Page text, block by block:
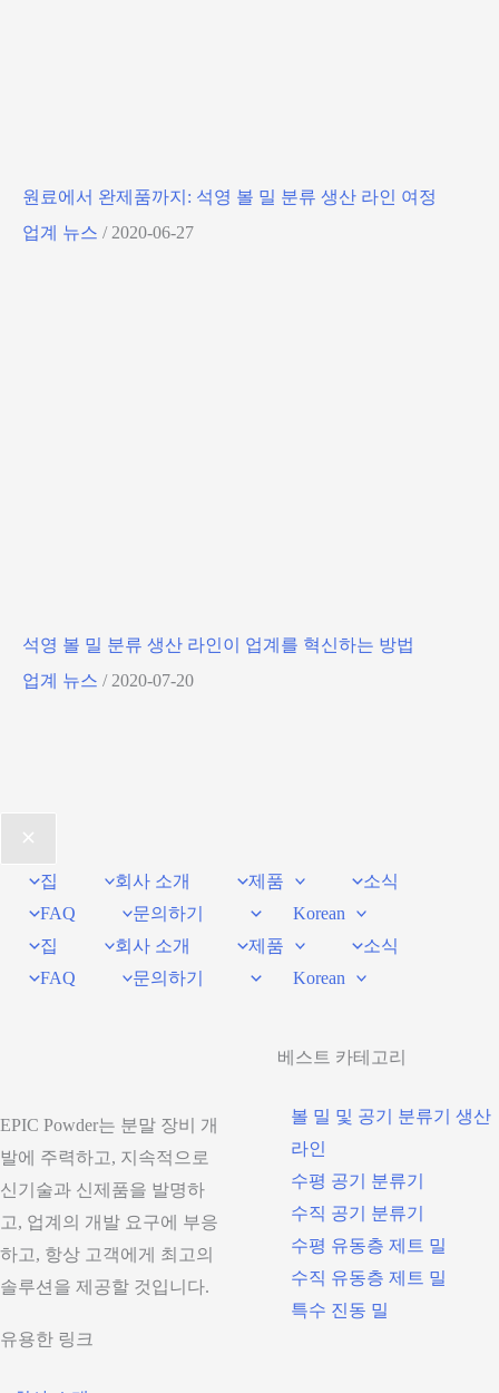
원료에서 완제품까지: 석영 볼 밀 분류 생산 라인 여정
업계 뉴스 / 2020-06-27
석영 볼 밀 분류 생산 라인이 업계를 혁신하는 방법
업계 뉴스 / 2020-07-20
집 회사 소개 제품
소식
FAQ
문의하기
Korean
집
회사 소개 제품
소식
FAQ
문의하기 Korean
EPIC Powder는 분말 장비 개
발에 주력하고, 지속적으로
신기술과 신제품을 발명하
고, 업계의 개발 요구에 부응
하고, 항상 고객에게 최고의
솔루션을 제공할 것입니다.
베스트 카테고리
볼 밀 및 공기 분류기 생산
라인
수평 공기 분류기
수직 공기 분류기
수평 유동층 제트 밀
수직 유동층 제트 밀
특수 진동 밀
유용한 링크